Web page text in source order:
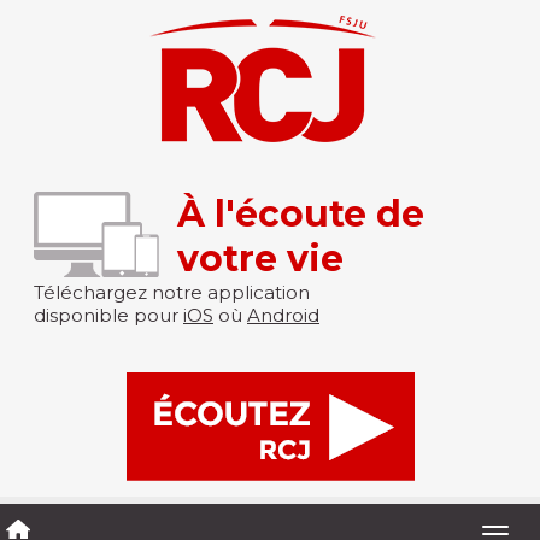
À l'écoute de
votre vie
Téléchargez notre application
disponible pour iOS où Android